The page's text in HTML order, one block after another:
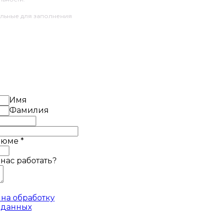
для заполнения
Имя
Фамилия
*
работать?
обработку